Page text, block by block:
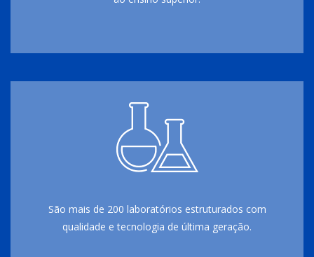
São mais de 200 laboratórios estruturados com
qualidade e tecnologia de última geração.